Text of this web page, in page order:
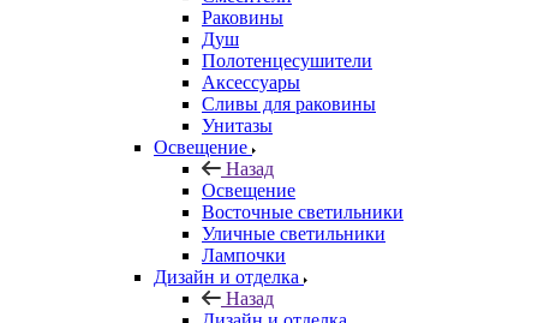
Раковины
Душ
Полотенцесушители
Аксессуары
Сливы для раковины
Унитазы
Освещение
Назад
Освещение
Восточные светильники
Уличные светильники
Лампочки
Дизайн и отделка
Назад